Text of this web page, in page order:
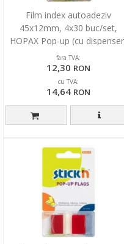
Film index autoadeziv
45x12mm, 4x30 buc/set,
HOPAX Pop-up (cu
sageata-verde/gb/rosu/albs
fara TVA:
12,30 RON
cu TVA:
14,64 RON